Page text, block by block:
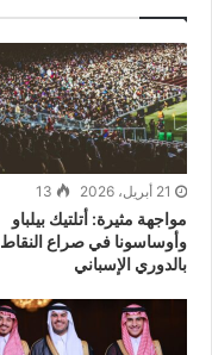
21 أبريل، 2026 13
مواجهة مثيرة: أتلتيك بيلباو
وأوساسونا في صراع النقاط
بالدوري الإسباني